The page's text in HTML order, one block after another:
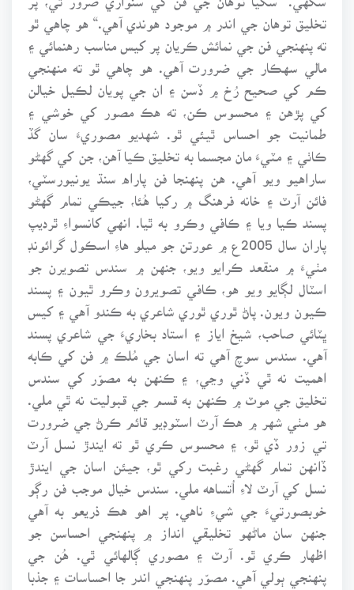
تخليق توهان جي اندر ۾ موجود هوندي آهي.“ هو چاهي ٿو
ته پنهنجي فن جي نمائش ڪريان پر کيس مناسب رهنمائي ۽
مالي سهڪار جي ضرورت آهي. هو چاهي ٿو ته منهنجي
ڪم کي صحيح رُخ ۾ ڏسن ۽ ان جي پويان لڪيل خيالن
کي پڙهن ۽ محسوس ڪن، ته هڪ مصور کي خوشي ۽
طمانيت جو احساس ٿيئي ٿو. شهديو مصوريءَ سان گڏ
ڪاٺي ۽ مٽيءَ مان مجسما به تخليق ڪيا آهن، جن کي گهڻو
ساراهيو ويو آهي. هن پنهنجا فن پاراه سنڌ يونيورسٽي،
فائن آرٽ ۽ خانه فرهنگ ۾ رکيا هُئا، جيڪي تمام گهڻو
پسند ڪيا ويا ۽ ڪافي وڪرو به ٿيا. انهي کانسواءِ ٿرديپ
پاران سال 2005ع ۾ عورتن جو ميلو هاءِ اسڪول گرائونڊ
مٺيءَ ۾ منقعد ڪرايو ويو، جنهن ۾ سندس تصويرن جو
اسٽال لڳايو ويو هو، ڪافي تصويرون وڪرو ٿيون ۽ پسند
ڪيون ويون. پاڻ ٿوري ٿوري شاعري به ڪندو آهي ۽ کيس
ڀٽائي صاحب، شيخ اياز ۽ استاد بخاريءَ جي شاعري پسند
آهي. سندس سوچ آهي ته اسان جي مُلڪ ۾ فن کي ڪابه
اهميت نه ٿي ڏني وڃي، ۽ ڪنهن به مصوّر کي سندس
تخليق جي موٽ ۾ ڪنهن به قسم جي قبوليت نه ٿي ملي.
هو مٺي شهر ۾ هڪ آرٽ اسٽوڊيو قائم ڪرڻ جي ضرورت
تي زور ڏي ٿو، ۽ محسوس ڪري ٿو ته ايندڙ نسل آرٽ
ڏانهن تمام گهڻي رغبت رکي ٿو، جيئن اسان جي ايندڙ
نسل کي آرٽ لاءِ اُتساهه ملي. سندس خيال موجب فن رڳو
خوبصورتيءَ جي شيءِ ناهي. پر اهو هڪ ذريعو به آهي
جنهن سان ماڻهو تخليقي انداز ۾ پنهنجي احساسن جو
اظهار ڪري ٿو. آرٽ ۽ مصوري ڳالهائي ٿي. هُن جي
پنهنجي ٻولي آهي. مصوّر پنهنجي اندر جا احساسات ۽ جذبا